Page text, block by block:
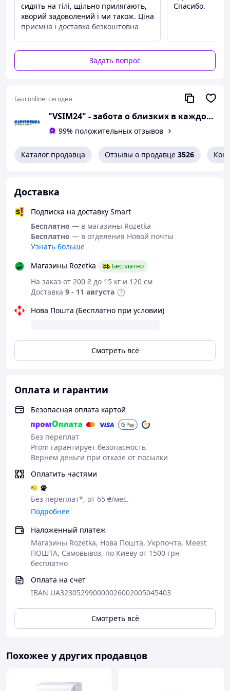
подходят даже для чувствительной кожи.
Не содержат латекса — безопасны для
аллергиков.
взрослых ошибочно называют "памперсами". Однако
Pampers — это бренд
, а
Dr. Comfort — это
жидкости и защиты кожи.
📦Упаковка:
Размер:M
сидять на тілі, щільно прилягають,
хворий задоволений і ми також. Ціна
приємна і доставка безкоштовна
Преимущества
Все сподобалось
Спасибо.
Задать вопрос
Был online:сегодня
"VSIM24" - забота о близких в каждом доме!
99% положительных отзывов
Каталог продавца Отзывы о продавце 3526
Доставка
Подписка на доставку Smart
Бесплатно — в магазины Rozetka
Бесплатно — в отделения Новой почты
Узнать больше
Магазины Rozetka
Бесплатно
На заказ от 200 ₴ до 15 кг и 120 см
Доставка 9 - 11 августа
Нова Пошта (Бесплатно при условии)
Смотреть всё
Оплата и гарантии
Безопасная оплата картой
Без переплат
Prom гарантирует безопасность
Вернем деньги при отказе от посылки
Оплатить частями
Без переплат*, от 65 ₴/мес.
Подробнее
Наложенный платеж
Магазины Rozetka, Нова Пошта, Укрпочта, Meest
ПОШТА, Самовывоз, по Киеву от 1500 грн
бесплатно
Оплата на счет
IBAN UA323052990000026002005045403
Смотреть всё
Похожее у других продавцов